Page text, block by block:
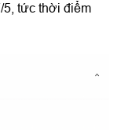
5, tức thời điểm